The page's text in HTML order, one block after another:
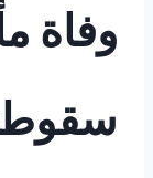
وفاة